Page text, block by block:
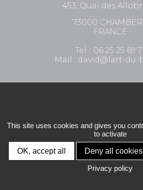
453, Quai des
73000
FRANCE
Tel. : 06 25 25 69
Mail : david@lart-du-
−
OpenStreetMap contributors,
This site uses cookies and gives you
to activate
OK, accept all Deny all cookies
Privacy policy